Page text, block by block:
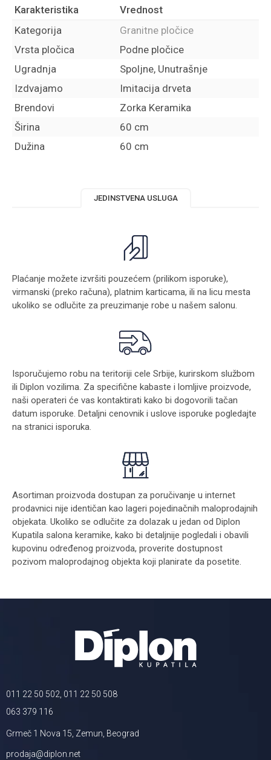
Karakteristika
Vrednost
Kategorija
Granitne pločice
Vrsta pločica
Podne pločice
Ugradnja
Spoljne, Unutrašnje
Izdvajamo
Imitacija drveta
Brendovi
Zorka Keramika
Širina
60 cm
Dužina
60 cm
JEDINSTVENA USLUGA
Plaćanje možete izvršiti pouzećem (prilikom isporuke),
virmanski (preko računa), platnim karticama, ili na licu mesta
ukoliko se odlučite za preuzimanje robe u našem salonu.
Isporučujemo robu na teritoriji cele Srbije, kurirskom službom
ili Diplon vozilima. Za specifične kabaste i lomljive proizvode,
naši operateri će vas kontaktirati kako bi dogovorili tačan
datum isporuke. Detaljni cenovnik i uslove isporuke pogledajte
na stranici isporuka.
Asortiman proizvoda dostupan za poručivanje u internet
prodavnici nije identičan kao lageri pojedinačnih maloprodajnih
objekata. Ukoliko se odlučite za dolazak u jedan od Diplon
Kupatila salona keramike, kako bi detaljnije pogledali i obavili
kupovinu određenog proizvoda, proverite dostupnost
pozivom maloprodajnog objekta koji planirate da posetite.
011 22 50 502, 011 22 50 508
063 379 116
Grmeč 1 Nova 15, Zemun, Beograd
prodaja@diplon.net